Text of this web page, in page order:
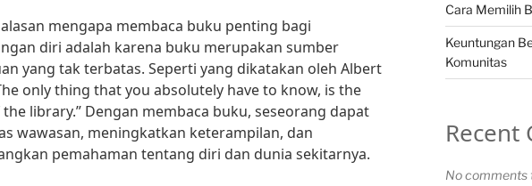
mengapa membaca buku penting bagi
diri adalah karena buku merupakan sumber
yang tak terbatas. Seperti yang dikatakan oleh Albert
only thing that you absolutely have to know, is the
library.” Dengan membaca buku, seseorang dapat
wawasan, meningkatkan keterampilan, dan
pemahaman tentang diri dan dunia sekitarnya.
Cara Memilih
Keuntungan
Komunitas
Recent
No comments